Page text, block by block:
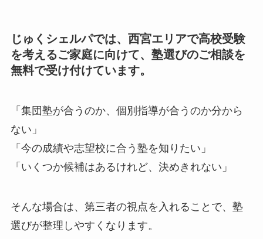
じゅくシェルパでは、西宮エリアで高校受験
を考えるご家庭に向けて、塾選びのご相談を
無料で受け付けています。
「集団塾が合うのか、個別指導が合うのか分から
ない」
「今の成績や志望校に合う塾を知りたい」
「いくつか候補はあるけれど、決めきれない」
そんな場合は、第三者の視点を入れることで、塾
選びが整理しやすくなります。